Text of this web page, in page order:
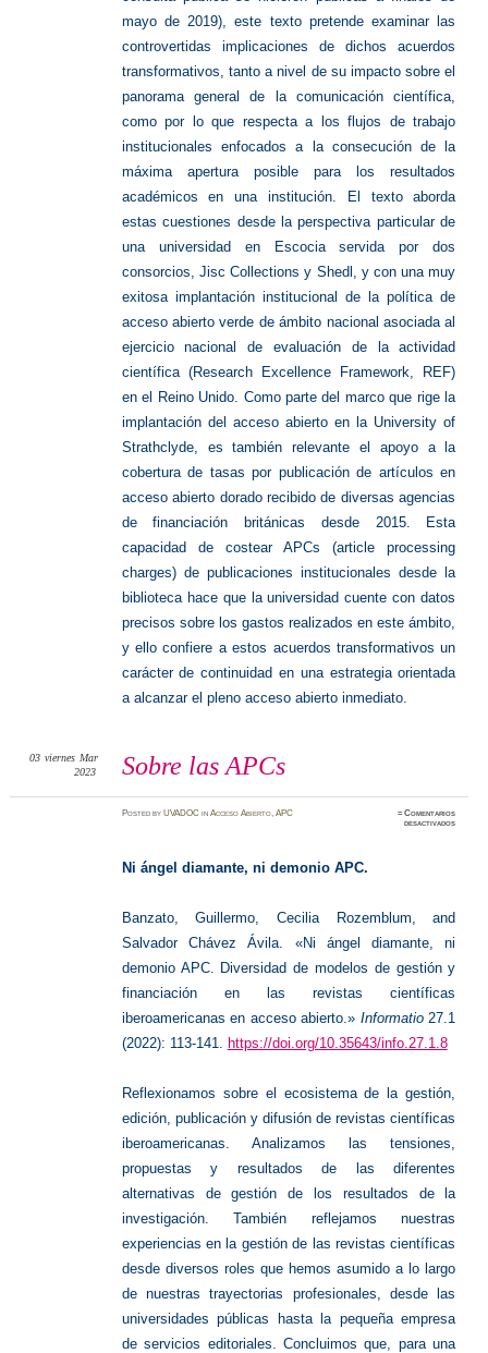
mayo de 2019), este texto pretende examinar las
controvertidas implicaciones de dichos acuerdos
transformativos, tanto a nivel de su impacto sobre el
panorama general de la comunicación científica,
como por lo que respecta a los flujos de trabajo
institucionales enfocados a la consecución de la
máxima apertura posible para los resultados
académicos en una institución. El texto aborda
estas cuestiones desde la perspectiva particular de
una universidad en Escocia servida por dos
consorcios, Jisc Collections y Shedl, y con una muy
exitosa implantación institucional de la política de
acceso abierto verde de ámbito nacional asociada al
ejercicio nacional de evaluación de la actividad
científica (Research Excellence Framework, REF)
en el Reino Unido. Como parte del marco que rige la
implantación del acceso abierto en la University of
Strathclyde, es también relevante el apoyo a la
cobertura de tasas por publicación de artículos en
acceso abierto dorado recibido de diversas agencias
de financiación británicas desde 2015. Esta
capacidad de costear APCs (article processing
charges) de publicaciones institucionales desde la
biblioteca hace que la universidad cuente con datos
precisos sobre los gastos realizados en este ámbito,
y ello confiere a estos acuerdos transformativos un
carácter de continuidad en una estrategia orientada
a alcanzar el pleno acceso abierto inmediato.
Sobre las APCs
03 viernes Mar
2023
PostedbyUVADOC inAcceso Abierto ,APC ≈Comentarios
desactivadosen
Ni ángel diamante, ni demonio APC.
Banzato, Guillermo, Cecilia Rozemblum, and
Salvador Chávez Ávila. «Ni ángel diamante, ni
demonio APC. Diversidad de modelos de gestión y
financiación en las revistas científicas
iberoamericanas en acceso abierto.» Informatio27.1
(2022): 113-141. https://doi.org/10.35643/info.27.1.8
Reflexionamos sobre el ecosistema de la gestión,
edición, publicación y difusión de revistas científicas
iberoamericanas. Analizamos las tensiones,
propuestas y resultados de las diferentes
alternativas de gestión de los resultados de la
investigación. También reflejamos nuestras
experiencias en la gestión de las revistas científicas
desde diversos roles que hemos asumido a lo largo
de nuestras trayectorias profesionales, desde las
universidades públicas hasta la pequeña empresa
de servicios editoriales. Concluimos que, para una